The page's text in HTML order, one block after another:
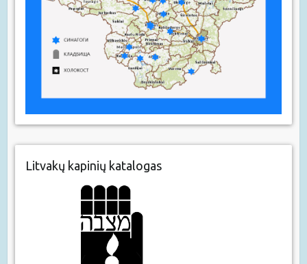
Litvakų kapinių katalogas